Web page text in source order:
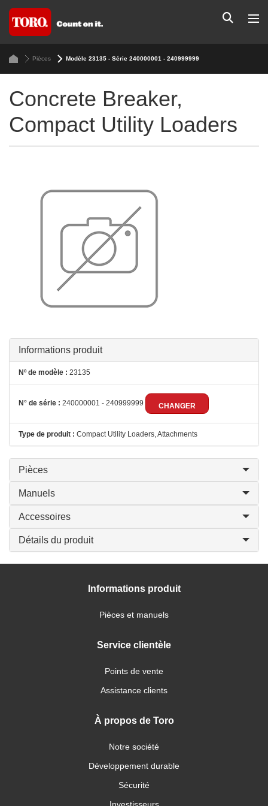
Pièces Modèle 23135 - Série 240000001 - 240999999
Concrete Breaker,
Compact Utility Loaders
Informations produit
Nº de modèle : 23135
N° de série : 240000001 - 240999999 CHANGER
Type de produit : Compact Utility Loaders, Attachments
Pièces
Manuels
Accessoires
Détails du produit
Informations produit
Pièces et manuels
Service clientèle
Points de vente
Assistance clients
À propos de Toro
Notre société
Développement durable
Sécurité